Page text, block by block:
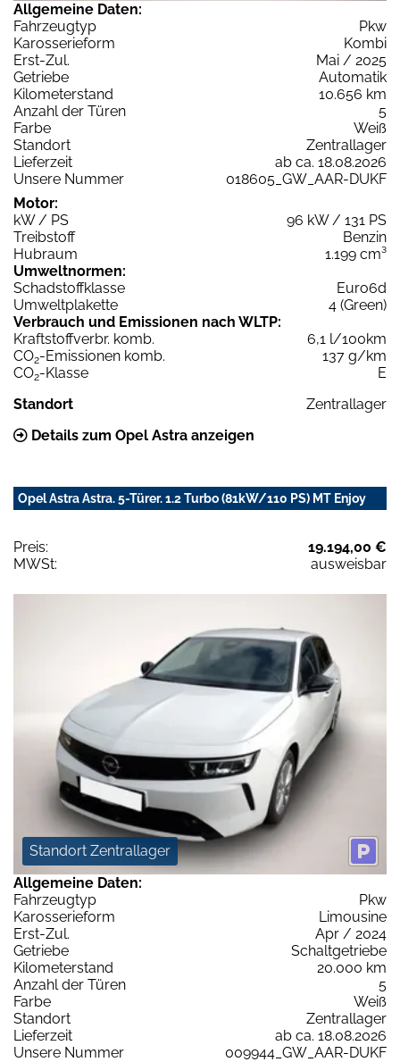
Allgemeine Daten:
Fahrzeugtyp
Pkw
Karosserieform
Kombi
Erst-Zul.
Mai / 2025
Getriebe
Automatik
Kilometerstand
10.656 km
Anzahl der Türen
5
Farbe
Weiß
Standort
Zentrallager
Lieferzeit
ab ca. 18.08.2026
Unsere Nummer
018605_GW_AAR-DUKF
Motor:
kW / PS
96 kW / 131 PS
Treibstoff
Benzin
Hubraum
1.199 cm³
Umweltnormen:
Schadstoffklasse
Euro6d
Umweltplakette
4 (Green)
Verbrauch und Emissionen nach WLTP:
Kraftstoffverbr. komb.
6,1 l/100km
CO2-Emissionen komb.
137 g/km
CO2-Klasse
E
Standort
Zentrallager
Details zum Opel Astra anzeigen
Opel Astra Astra. 5-Türer. 1.2 Turbo (81kW/110 PS) MT Enjoy
Preis:
19.194,00 €
MWSt:
ausweisbar
Standort Zentrallager
Allgemeine Daten:
Fahrzeugtyp
Pkw
Karosserieform
Limousine
Erst-Zul.
Apr / 2024
Getriebe
Schaltgetriebe
Kilometerstand
20.000 km
Anzahl der Türen
5
Farbe
Weiß
Standort
Zentrallager
Lieferzeit
ab ca. 18.08.2026
Unsere Nummer
009944_GW_AAR-DUKF